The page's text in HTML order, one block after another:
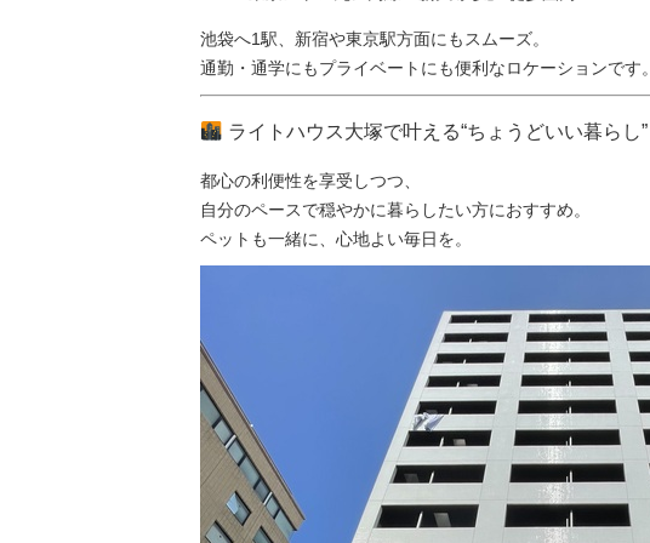
池袋へ1駅、新宿や東京駅方面にもスムーズ。
通勤・通学にもプライベートにも便利なロケーションです。
ライトハウス大塚で叶える“ちょうどいい暮らし”
都心の利便性を享受しつつ、
自分のペースで穏やかに暮らしたい方におすすめ。
ペットも一緒に、心地よい毎日を。